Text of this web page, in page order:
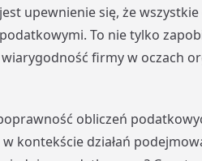
upewnienie się, że wszystkie
To nie tylko
firmy w oczach
obliczeń
kontekście działań